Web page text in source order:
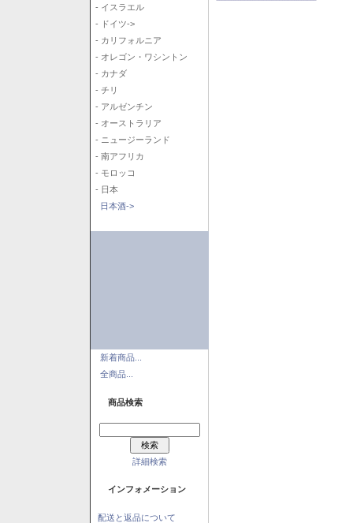
- イスラエル
- ドイツ->
- カリフォルニア
- オレゴン・ワシントン
- カナダ
- チリ
- アルゼンチン
- オーストラリア
- ニュージーランド
- 南アフリカ
- モロッコ
- 日本
日本酒->
新着商品...
全商品...
商品検索
詳細検索
インフォメーション
配送と返品について